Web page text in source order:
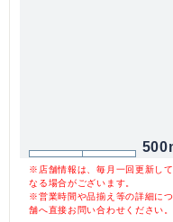
※店舗情報は、毎月一回更新し
なる場合がございます。
※営業時間や品揃え等の詳細に
舗へ直接お問い合わせください。